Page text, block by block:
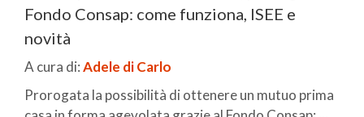
Fondo Consap: come funziona, ISEE e
novità
A cura di:Adele di Carlo
Prorogata la possibilità di ottenere un mutuo prima